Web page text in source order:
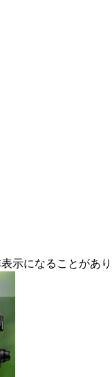
示になることがあ